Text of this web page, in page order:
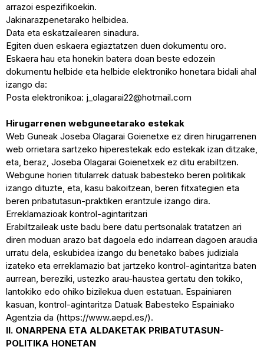
arrazoi espezifikoekin.
Jakinarazpenetarako helbidea.
Data eta eskatzailearen sinadura.
Egiten duen eskaera egiaztatzen duen dokumentu oro.
Eskaera hau eta honekin batera doan beste edozein
dokumentu helbide eta helbide elektroniko honetara bidali ahal
izango da:
Posta elektronikoa: j_olagarai22@hotmail.com
Hirugarrenen webguneetarako estekak
Web Guneak Joseba Olagarai Goienetxe ez diren hirugarrenen
web orrietara sartzeko hiperestekak edo estekak izan ditzake,
eta, beraz, Joseba Olagarai Goienetxek ez ditu erabiltzen.
Webgune horien titularrek datuak babesteko beren politikak
izango dituzte, eta, kasu bakoitzean, beren fitxategien eta
beren pribatutasun-praktiken erantzule izango dira.
Erreklamazioak kontrol-agintaritzari
Erabiltzaileak uste badu bere datu pertsonalak tratatzen ari
diren moduan arazo bat dagoela edo indarrean dagoen araudia
urratu dela, eskubidea izango du benetako babes judiziala
izateko eta erreklamazio bat jartzeko kontrol-agintaritza baten
aurrean, bereziki, ustezko arau-haustea gertatu den tokiko,
lantokiko edo ohiko bizilekua duen estatuan. Espainiaren
kasuan, kontrol-agintaritza Datuak Babesteko Espainiako
Agentzia da (https://www.aepd.es/).
II. ONARPENA ETA ALDAKETAK PRIBATUTASUN-
POLITIKA HONETAN